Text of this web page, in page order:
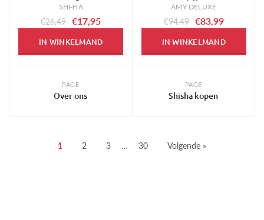
SHI-HA
€26,49 €17,95
IN WINKELMAND
AMY DELUXE
€94,49 €83,99
IN WINKELMAND
PAGE
Over ons
PAGE
Shisha kopen
1 2 3 … 30 Volgende »